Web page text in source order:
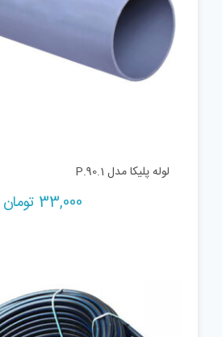
لوله پلیکا مدل P.90.1
33,000 تومان